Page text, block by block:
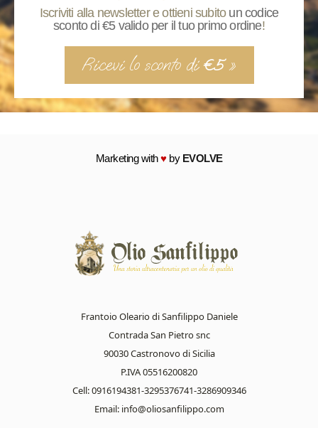
Iscriviti alla newsletter e ottieni subito un codice
sconto di €5 valido per il tuo primo ordine!
Ricevi lo sconto di €5»
Marketing with♥by EVOLVE
Frantoio Oleario di Sanfilippo Daniele
Contrada San Pietro snc
90030 Castronovo di Sicilia
P.IVA 05516200820
Cell: 0916194381-3295376741-3286909346
Email: info@oliosanfilippo.com